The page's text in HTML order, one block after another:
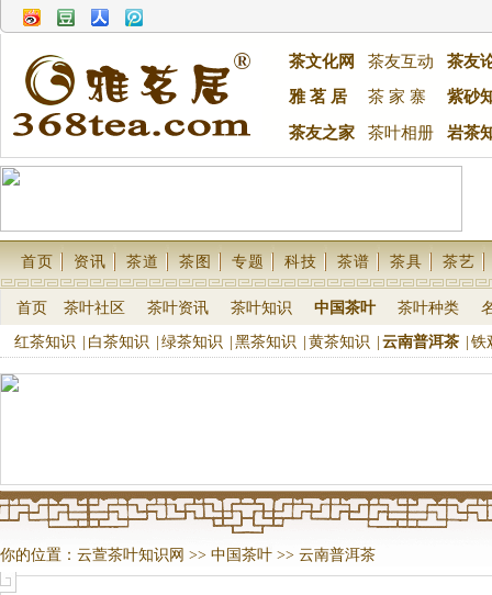
茶文化网 茶友互动
茶友
雅 茗 居
茶 家 寨 紫砂
茶友之家 茶叶相册 岩茶
首页 资讯 茶道 茶图 专题 科技 茶谱 茶具 茶艺
首页 茶叶社区 茶叶资讯 茶叶知识 中国茶叶 茶叶种类
红茶知识 白茶知识 绿茶知识 黑茶知识 黄茶知识 云南普洱茶 铁
你的位置： 云萱茶叶知识网 >> 中国茶叶 >> 云南普洱茶